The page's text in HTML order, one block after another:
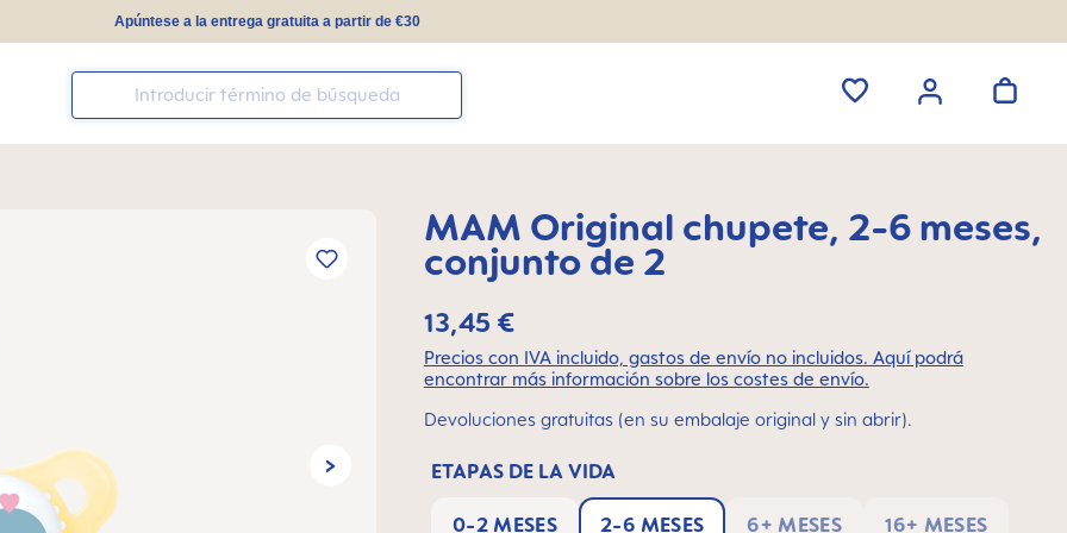
Apúntese a la entrega gratuita a partir de €30
MAM Original chupete, 2-6 meses,
conjunto de 2
13,45 €
Precios con IVA incluido, gastos de envío no incluidos. Aquí podrá
encontrar más información sobre los costes de envío.
Devoluciones gratuitas (en su embalaje original y sin abrir).
ETAPAS DE LA VIDA
0-2 MESES 2-6 MESES 6+ MESES 16+ MESES